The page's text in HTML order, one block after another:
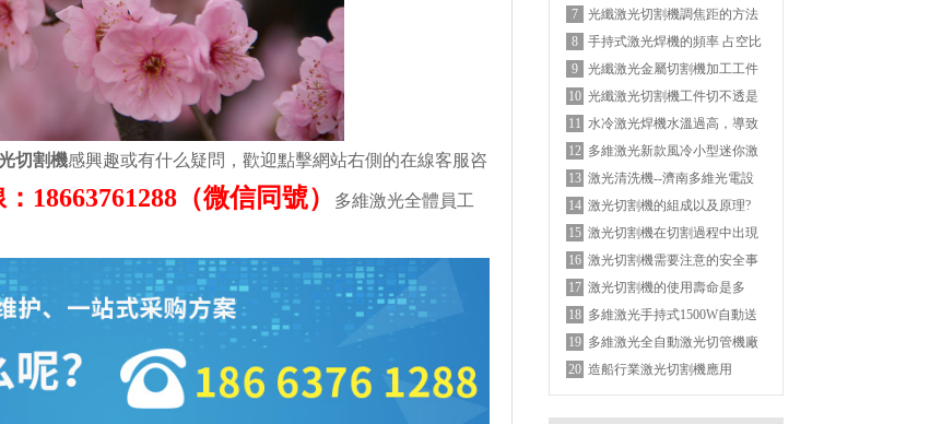
切割機感興趣或有什么疑問，歡迎點擊網站右側的在線客服咨
18663761288（微信同號） 多維激光全體員工
么解決？
7
光纖激光切割機調焦距的方法
介紹
8
手持式激光焊機的頻率 占空比
是什么意思？
9
光纖激光金屬切割機加工工件
時,切割順序應遵循什么原則?
10 光纖激光切割機工件切不透是
什么原因?
11 水冷激光焊機水溫過高，導致
機器停運怎么處理？
12 多維激光新款風冷小型迷你激
光焊機
13 激光清洗機--濟南多維光電設
備有限公司
14 激光切割機的組成以及原理?
15 激光切割機在切割過程中出現
切割誤差的原因分析
16 激光切割機需要注意的安全事
項有哪些？
17 激光切割機的使用壽命是多
久？
18 多維激光手持式1500W自動送
絲激光焊接機的優點
19 多維激光全自動激光切管機廠
家
20 造船行業激光切割機應用